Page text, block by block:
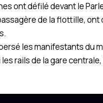
ont défilé devant le
de la flottille,
les manifestants du
rails de la gare